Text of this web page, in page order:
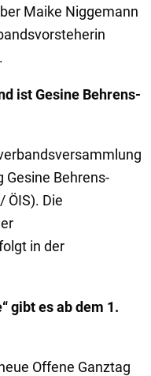
Maike Niggemann
ist Gesine Behrens-
Behrens-
ÖIS). Die
in der
gibt es ab dem 1.
Offene Ganztag